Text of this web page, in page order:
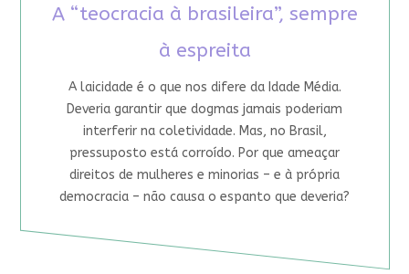
A “teocracia à brasileira”, sempre
à espreita
A laicidade é o que nos difere da Idade Média.
Deveria garantir que dogmas jamais poderiam
interferir na coletividade. Mas, no Brasil,
pressuposto está corroído. Por que ameaçar
direitos de mulheres e minorias – e à própria
democracia – não causa o espanto que deveria?